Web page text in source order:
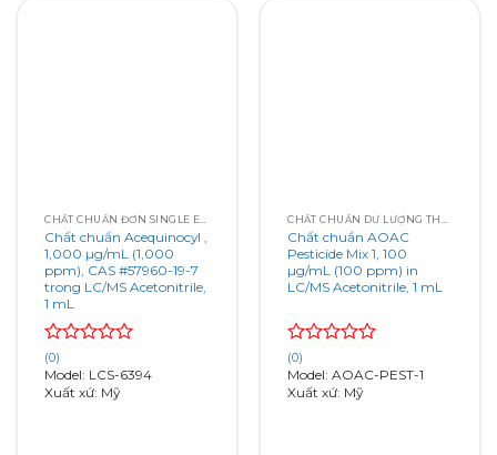
Chất chuẩn Acequinocyl ,
1,000 µg/mL (1,000
ppm), CAS #57960-19-7
trong LC/MS Acetonitrile,
1 mL
Rated
0
out
(0)
Model: LCS-6394
Xuất xứ: Mỹ
Chất chuẩn AOAC
Pesticide Mix 1, 100
µg/mL (100 ppm) in
LC/MS Acetonitrile, 1 mL
Rated
0
out
(0)
Model: AOAC-PEST-1
Xuất xứ: Mỹ